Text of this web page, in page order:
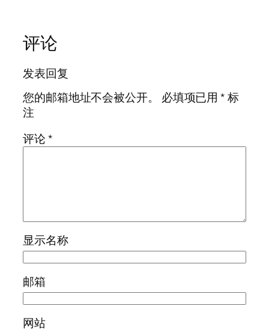
评论
发表回复
您的邮箱地址不会被公开。
必填项已用*标
注
评论*
显示名称
邮箱
网站